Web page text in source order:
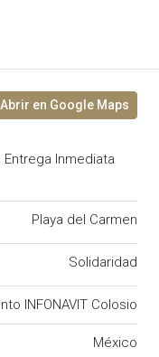
Inmediata
Playa del Carmen
Solidaridad
INFONAVIT Colosio
México